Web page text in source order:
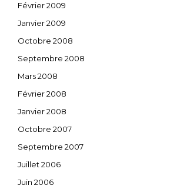
Février 2009
Janvier 2009
Octobre 2008
Septembre 2008
Mars 2008
Février 2008
Janvier 2008
Octobre 2007
Septembre 2007
Juillet 2006
Juin 2006